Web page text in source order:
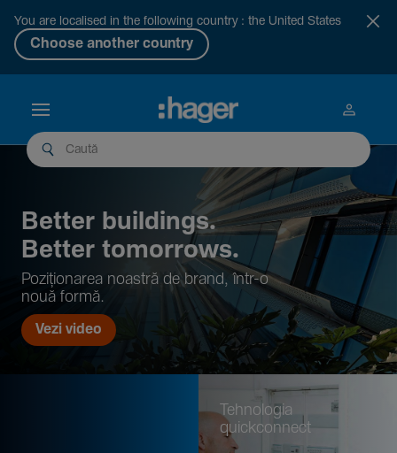
You are localised in the following country : the United States
Choose another country
Better buil­dings.
Better tomor­rows.
Pozi­țio­narea noastră de brand, într-o
nouă formă.
Vezi video
Tehno­logia
quickconnect